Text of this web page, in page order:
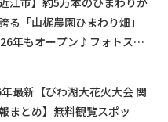
る「山梶農園ひまわり畑」
年もオープン♪フォトスポ
最新【びわ湖大花火大会 関
まとめ】無料観覧スポッ